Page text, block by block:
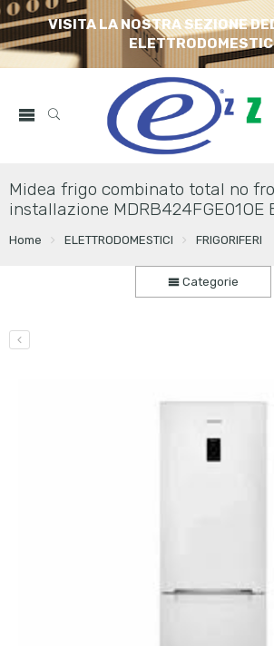
VISITA LA NOSTRA SEZIONE
Midea frigo combinato total no
installazione MDRB424FGE01OE
Home ELETTRODOMESTICI FRIGORIFERI
Categorie